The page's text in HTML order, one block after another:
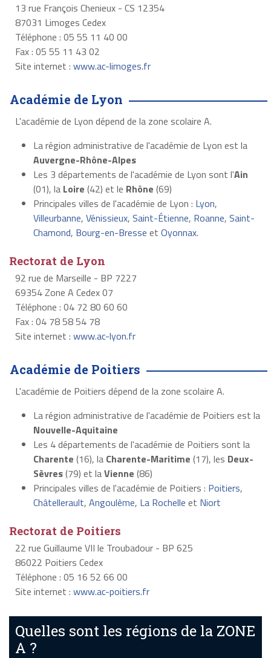
13 rue François Chenieux - CS 12354
87031 Limoges Cedex
Téléphone : 05 55 11 40 00
Fax : 05 55 11 43 02
Site internet : www.ac-limoges.fr
Académie de Lyon
L'académie de Lyon dépend de la zone scolaire A.
La région administrative de l'académie de Lyon est la
Auvergne-Rhône-Alpes
Les 3 départements de l'académie de Lyon sont l'Ain
(01), la Loire (42) et le Rhône (69)
Principales villes de l'académie de Lyon : Lyon,
Villeurbanne, Vénissieux, Saint-Étienne, Roanne, Saint-
Chamond, Bourg-en-Bresse et Oyonnax.
Rectorat de Lyon
92 rue de Marseille - BP 7227
69354 Zone A Cedex 07
Téléphone : 04 72 80 60 60
Fax : 04 78 58 54 78
Site internet : www.ac-lyon.fr
Académie de Poitiers
L'académie de Poitiers dépend de la zone scolaire A.
La région administrative de l'académie de Poitiers est la
Nouvelle-Aquitaine
Les 4 départements de l'académie de Poitiers sont la
Charente (16), la Charente-Maritime (17), les Deux-
Sèvres(79) et laVienne (86)
Principales villes de l'académie de Poitiers : Poitiers,
Châtellerault, Angoulême, La Rochelle et Niort
Rectorat de Poitiers
22 rue Guillaume VII le Troubadour - BP 625
86022 Poitiers Cedex
Téléphone : 05 16 52 66 00
Site internet : www.ac-poitiers.fr
Quelles sont les régions de la ZONE
A ?